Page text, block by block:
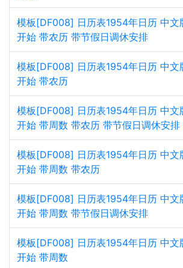
模板[DF008] 日历表1954年日历 中文
开始 带农历 带节假日调休安排
模板[DF008] 日历表1954年日历 中文
开始 带农历
模板[DF008] 日历表1954年日历 中文
开始 带周数 带农历 带节假日调休安排
模板[DF008] 日历表1954年日历 中文
开始 带周数 带农历
模板[DF008] 日历表1954年日历 中文
开始 带周数 带节假日调休安排
模板[DF008] 日历表1954年日历 中文
开始 带周数